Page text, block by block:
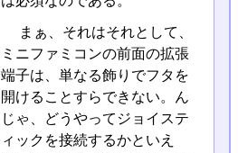
まぁ、それはそれとして、
ミニファミコンの前面の拡張
端子は、単なる飾りでフタを
開けることすらできない。ん
じゃ、どうやってジョイステ
ィックを接続するかといえ